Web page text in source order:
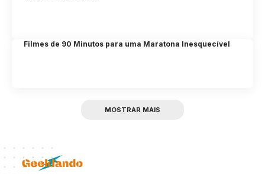
Filmes de 90 Minutos para uma Maratona Inesquecível
MOSTRAR MAIS